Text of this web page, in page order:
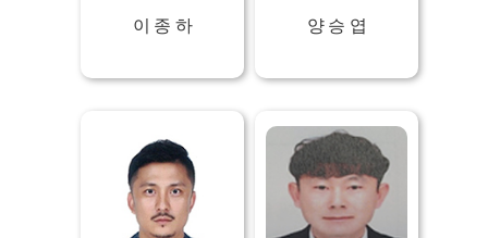
이 종 하 양 승 엽